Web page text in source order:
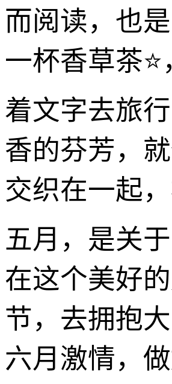
而阅读，也
一杯香草茶
着文字去旅
香的芬芳，
交织在一起
五月，是关
在这个美好
节，去拥抱
六月激情，